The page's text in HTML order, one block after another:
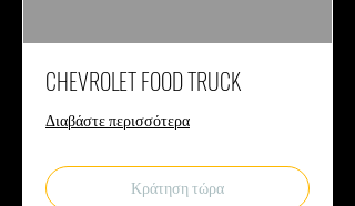
CHEVROLET FOOD TRUCK
Διαβάστε περισσότερα
Κράτηση τώρα